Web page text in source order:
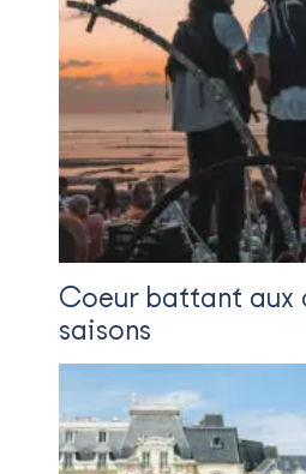
Coeur battant aux
saisons